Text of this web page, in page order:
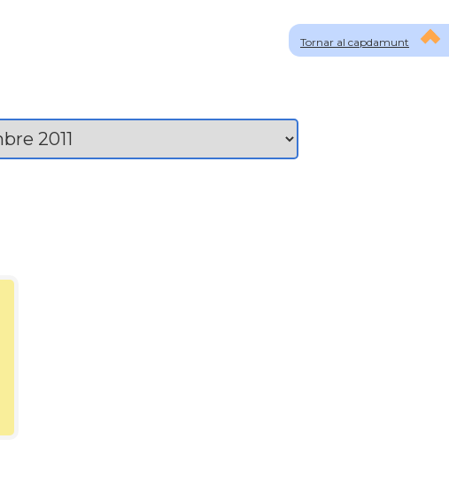
Tornar al capdamunt